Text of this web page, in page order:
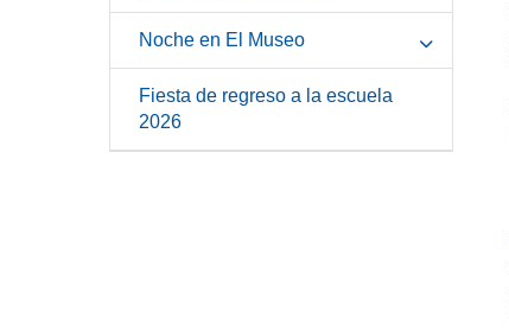
Noche en El Museo
Fiesta de regreso a la escuela
2026